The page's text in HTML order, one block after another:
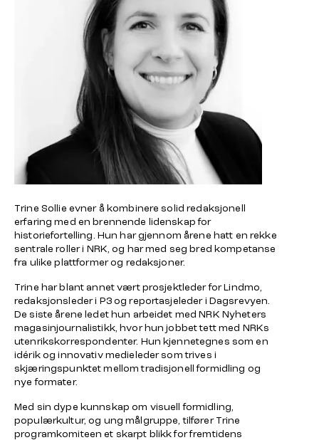
Trine Sollie evner å kombinere solid redaksjonell
erfaring med en brennende lidenskap for
historiefortelling. Hun har gjennom årene hatt en rekke
sentrale roller i NRK, og har med seg bred kompetanse
fra ulike plattformer og redaksjoner.
Trine har blant annet vært prosjektleder for Lindmo,
redaksjonsleder i P3 og reportasjeleder i Dagsrevyen.
De siste årene ledet hun arbeidet med NRK Nyheters
magasinjournalistikk, hvor hun jobbet tett med NRKs
utenrikskorrespondenter. Hun kjennetegnes som en
idérik og innovativ medieleder som trives i
skjæringspunktet mellom tradisjonell formidling og
nye formater.
Med sin dype kunnskap om visuell formidling,
populærkultur, og ung målgruppe, tilfører Trine
programkomiteen et skarpt blikk for fremtidens